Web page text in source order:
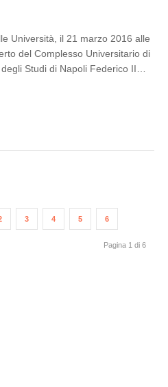
Università, il 21 marzo 2016 alle
del Complesso Universitario di
Studi di Napoli Federico II…
3 4 5 6
Pagina 1 di 6